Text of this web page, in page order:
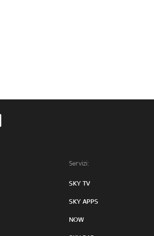
Servizi:
SKY TV
SKY APPS
NOW